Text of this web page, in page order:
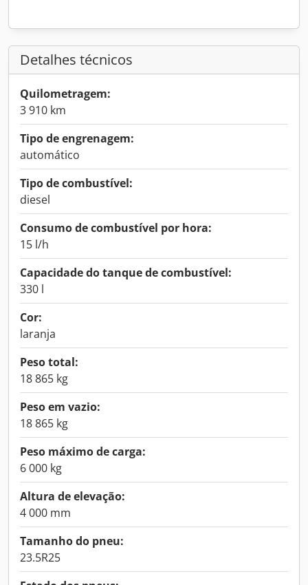
Detalhes técnicos
Quilometragem:
3 910 km
Tipo de engrenagem:
automático
Tipo de combustível:
diesel
Consumo de combustível por hora:
15 l/h
Capacidade do tanque de combustível:
330 l
Cor:
laranja
Peso total:
18 865 kg
Peso em vazio:
18 865 kg
Peso máximo de carga:
6 000 kg
Altura de elevação:
4 000 mm
Tamanho do pneu:
23.5R25